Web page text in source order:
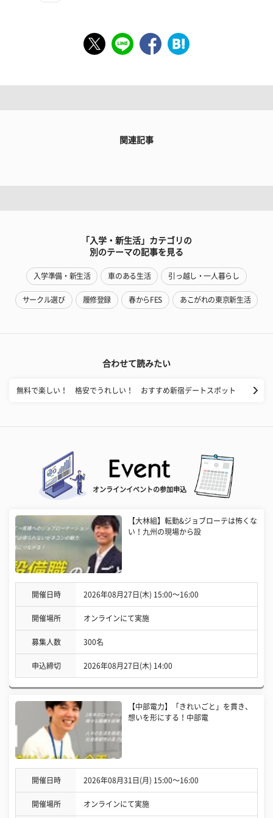
関連記事
「入学・新生活」カテゴリの
別のテーマの記事を見る
入学準備・新生活 車のある生活 引っ越し・一人暮らし
サークル選び 履修登録 春からFES あこがれの東京新生活
合わせて読みたい
無料で楽しい！ 格安でうれしい！ おすすめ新宿デートスポット
オンラインイベントの参加申込
【大林組】転勤&ジョブローテは怖くな
い！九州の現場から設
開催日時 2026年08月27日(木) 15:00〜16:00
開催場所 オンラインにて実施
募集人数 300名
申込締切 2026年08月27日(木) 14:00
【中部電力】「きれいごと」を貫き、
想いを形にする！中部電
開催日時 2026年08月31日(月) 15:00〜16:00
開催場所 オンラインにて実施